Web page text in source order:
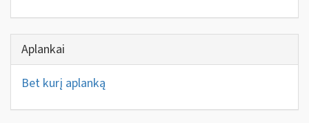
Aplankai
Bet kurį aplanką